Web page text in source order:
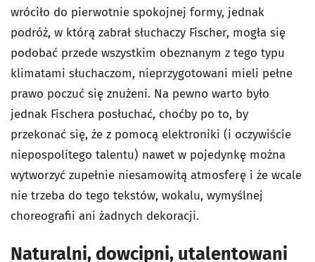
wróciło do pierwotnie spokojnej formy, jednak
podróż, w którą zabrał słuchaczy Fischer, mogła się
podobać przede wszystkim obeznanym z tego typu
klimatami słuchaczom, nieprzygotowani mieli pełne
prawo poczuć się znużeni. Na pewno warto było
jednak Fischera posłuchać, choćby po to, by
przekonać się, że z pomocą elektroniki (i oczywiście
niepospolitego talentu) nawet w pojedynkę można
wytworzyć zupełnie niesamowitą atmosferę i że wcale
nie trzeba do tego tekstów, wokalu, wymyślnej
choreografii ani żadnych dekoracji.
Naturalni, dowcipni, utalentowani